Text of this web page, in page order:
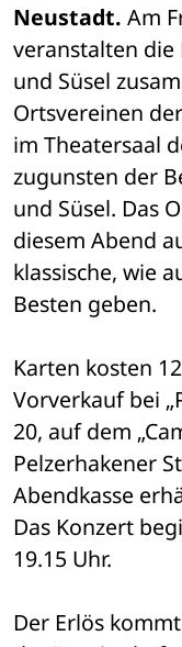
Neustadt. Am
veranstalten die
und Süsel
Ortsvereinen
im Theatersaal
zugunsten der
und Süsel. Das
diesem Abend
klassische, wie
Besten geben.
Karten kosten
Vorverkauf bei
20, auf dem
Pelzerhakener
Abendkasse
Das Konzert
19.15 Uhr.
Der Erlös